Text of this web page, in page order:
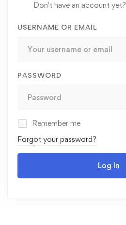
Don't have an account yet?
USERNAME OR EMAIL
PASSWORD
Remember me
Forgot your password?
Log In